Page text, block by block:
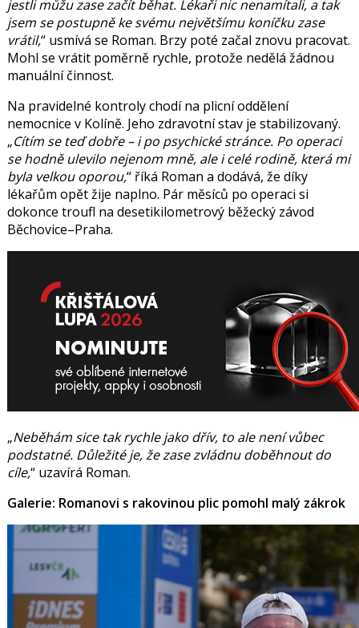
jestli můžu zase začít běhat. Lékaři nic nenamítali, a tak
jsem se postupně ke svému největšímu koníčku zase
vrátil, usmívá se Roman. Brzy poté začal znovu pracovat.
Mohl se vrátit poměrně rychle, protože nedělá žádnou
manuální činnost.
Na pravidelné kontroly chodí na plicní oddělení
nemocnice v Kolíně. Jeho zdravotní stav je stabilizovaný.
Cítím se teď dobře – i po psychické stránce. Po operaci
se hodně ulevilo nejenom mně, ale i celé rodině, která mi
byla velkou oporou, říká Roman a dodává, že díky
lékařům opět žije naplno. Pár měsíců po operaci si
dokonce troufl na desetikilometrový běžecký závod
Běchovice–Praha.
Neběhám sice tak rychle jako dřív, to ale není vůbec
podstatné. Důležité je, že zase zvládnu doběhnout do
cíle, uzavírá Roman.
Galerie: Romanovi s rakovinou plic pomohl malý zákrok